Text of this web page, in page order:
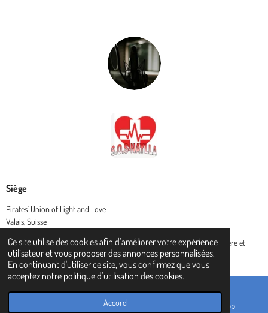
Ce site utilise des cookies afin d’améliorer votre expérience
utilisateur et vous proposer des annonces personnalisées.
En continuant d'utiliser ce site, vous confirmez que vous
acceptez notre politique d’utilisation des cookies.
Accord
Siège
Pirates' Union of Light and Love
Valais, Suisse
© 2024 Pirates' Union of Light and Love - L' Union des Pirates de lumière et
amour (P.U.L.L.)
TikTok WhatsApp